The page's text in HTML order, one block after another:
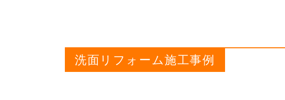
洗面リフォーム施工事例